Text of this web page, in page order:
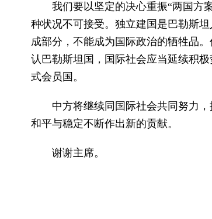
我们要以坚定的决心重振“两国方
种状况不可接受。独立建国是巴勒斯
成部分，不能成为国际政治的牺牲品
认巴勒斯坦国，国际社会应当延续积
式会员国。
中方将继续同国际社会共同努力
和平与稳定不断作出新的贡献。
谢谢主席。